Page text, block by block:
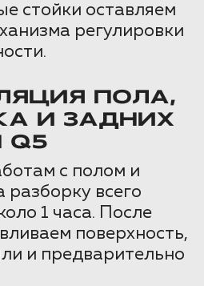
стойки оставляем
регулировки
ПОЛА,
И ЗАДНИХ
Q5
с полом и
разборку всего
1 часа. После
поверхность,
и предварительно